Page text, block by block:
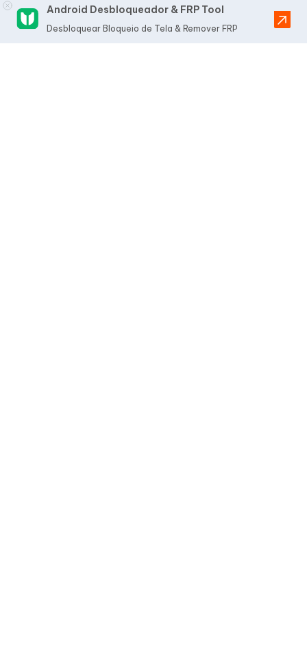
Android Desbloqueador & FRP Tool
Desbloquear Bloqueio de Tela & Remover FRP